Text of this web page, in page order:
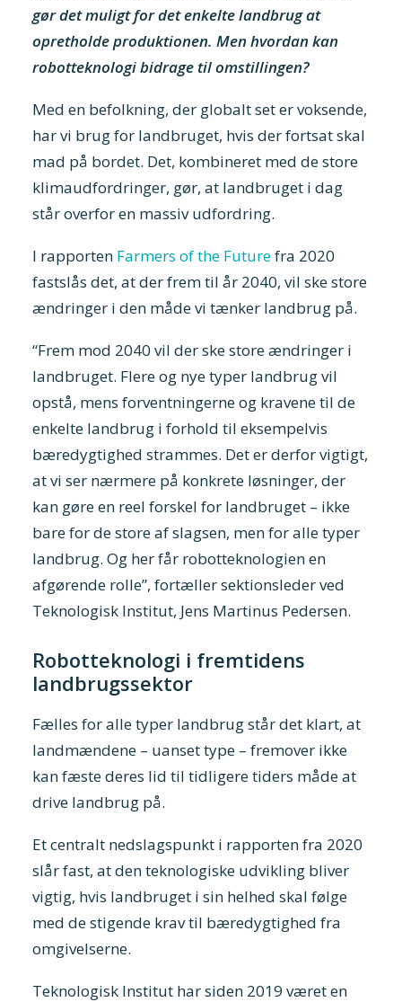
gør det muligt for det enkelte landbrug at
opretholde produktionen. Men hvordan kan
robotteknologi bidrage til omstillingen?
Med en befolkning, der globalt set er voksende,
har vi brug for landbruget, hvis der fortsat skal
mad på bordet. Det, kombineret med de store
klimaudfordringer, gør, at landbruget i dag
står overfor en massiv udfordring.
I rapporten Farmers of the Futurefra 2020
fastslås det, at der frem til år 2040, vil ske store
ændringer i den måde vi tænker landbrug på.
“Frem mod 2040 vil der ske store ændringer i
landbruget. Flere og nye typer landbrug vil
opstå, mens forventningerne og kravene til de
enkelte landbrug i forhold til eksempelvis
bæredygtighed strammes. Det er derfor vigtigt,
at vi ser nærmere på konkrete løsninger, der
kan gøre en reel forskel for landbruget – ikke
bare for de store af slagsen, men for alle typer
landbrug. Og her får robotteknologien en
afgørende rolle”, fortæller sektionsleder ved
Teknologisk Institut, Jens Martinus Pedersen.
Robotteknologi i fremtidens
landbrugssektor
Fælles for alle typer landbrug står det klart, at
landmændene – uanset type – fremover ikke
kan fæste deres lid til tidligere tiders måde at
drive landbrug på.
Et centralt nedslagspunkt i rapporten fra 2020
slår fast, at den teknologiske udvikling bliver
vigtig, hvis landbruget i sin helhed skal følge
med de stigende krav til bæredygtighed fra
omgivelserne.
Teknologisk Institut har siden 2019 været en